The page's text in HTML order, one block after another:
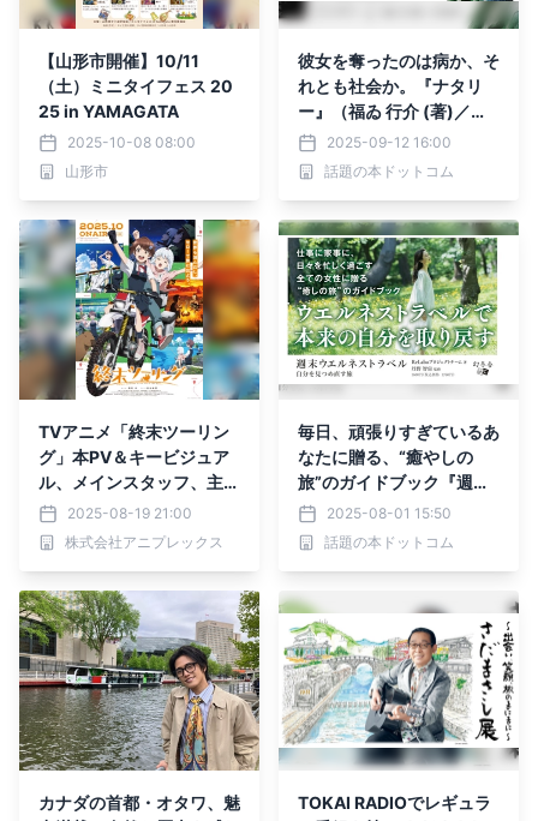
【山形市開催】10/11
（土）ミニタイフェス 20
25 in YAMAGATA
2025-10-08 08:00
山形市
彼女を奪ったのは病か、そ
れとも社会か。『ナタリ
ー』（福ゐ 行介 (著)／幻
冬舎）動画公開
2025-09-12 16:00
話題の本ドットコム
TVアニメ「終末ツーリン
グ」本PV＆キービジュア
ル、メインスタッフ、主題
歌情報一挙に公開！
2025-08-19 21:00
株式会社アニプレックス
毎日、頑張りすぎているあ
なたに贈る、“癒やしの
旅”のガイドブック『週末
ウエルネストラベル 自分
を見つめ直す旅』動画公開
2025-08-01 15:50
話題の本ドットコム
カナダの首都・オタワ、魅
TOKAI RADIOでレギュラ